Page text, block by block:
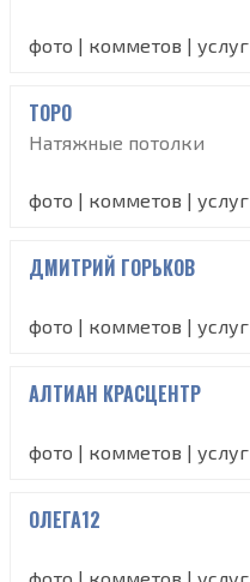
фото | комметов | услуг
ТОРО
Натяжные потолки
фото | комметов | услуг
ДМИТРИЙ ГОРЬКОВ
фото | комметов | услуг
АЛТИАН КРАСЦЕНТР
фото | комметов | услуг
ОЛЕГА12